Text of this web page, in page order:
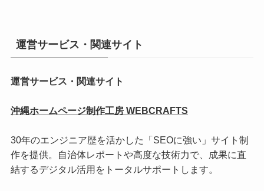
運営サービス・関連サイト
運営サービス・関連サイト
沖縄ホームページ制作工房 WEBCRAFTS
30年のエンジニア歴を活かした「SEOに強い」サイト制
作を提供。自治体レポートや高度な技術力で、成果に直
結するデジタル活用をトータルサポートします。